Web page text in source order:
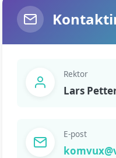
Rektor
Lars
E-post